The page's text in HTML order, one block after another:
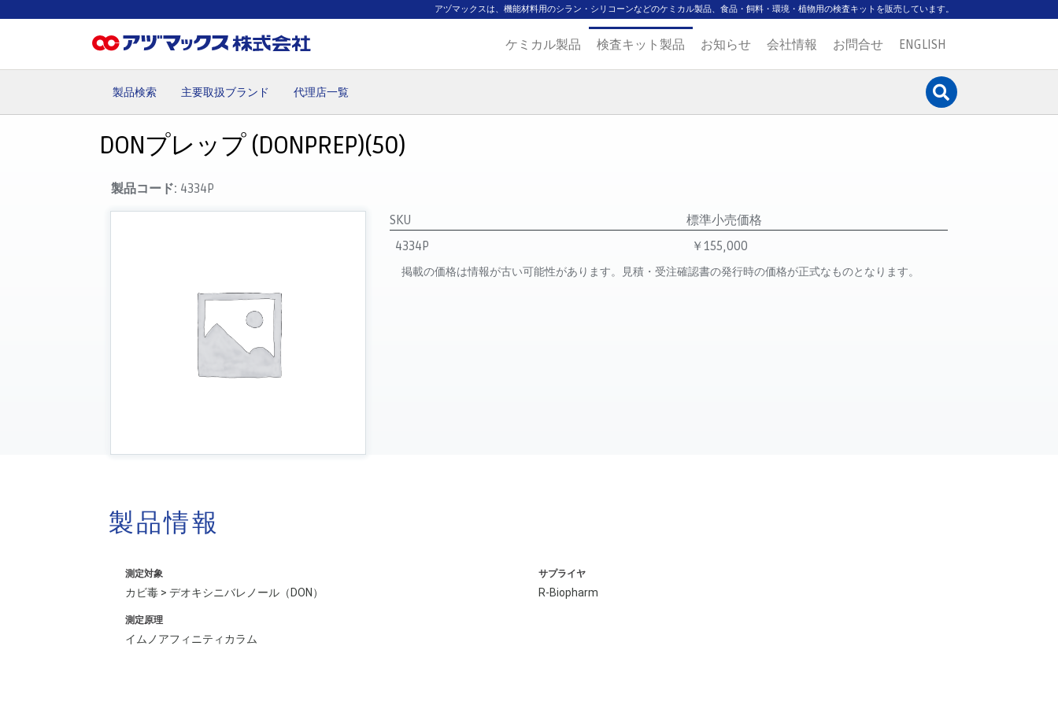
アヅマックスは、機能材料用のシラン・シリコーンなどのケミカル製品、食品・飼料・環境・植物用の検査キットを販売しています。
ケミカル製品 検査キット製品 お知らせ 会社情報 お問合せ ENGLISH
製品検索 主要取扱ブランド 代理店一覧
DONプレップ (DONPREP)(50)
製品コード: 4334P
SKU
標準小売価格
4334P
￥155,000
掲載の価格は情報が古い可能性があります。見積・受注確認書の発行時の価格が正式なものとなります。
製品情報
測定対象
カビ毒 > デオキシニバレノール（DON）
サプライヤ
R-Biopharm
測定原理
イムノアフィニティカラム